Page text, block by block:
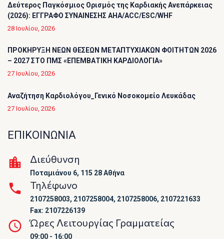
Δεύτερος Παγκόσμιος Ορισμός της Καρδιακής Ανεπάρκειας
(2026): ΕΓΓΡΑΦΟ ΣΥΝΑΙΝΕΣΗΣ AHA/ACC/ESC/WHF
28 Ιουλίου, 2026
ΠΡΟΚΗΡΥΞΗ ΝΕΩΝ ΘΕΣΕΩΝ ΜΕΤΑΠΤΥΧΙΑΚΩΝ ΦΟΙΤΗΤΩΝ 2026
– 2027 ΣΤΟ ΠΜΣ «ΕΠΕΜΒΑΤΙΚΗ ΚΑΡΔΙΟΛΟΓΙΑ»
27 Ιουλίου, 2026
Αναζήτηση Καρδιολόγου_Γενικό Νοσοκομείο Λευκάδας
27 Ιουλίου, 2026
ΕΠΙΚΟΙΝΩΝΙΑ
Διεύθυνση
Ποταμιάνου 6, 115 28 Αθήνα
Τηλέφωνο
2107258003, 2107258004, 2107258006, 2107221633
Fax: 2107226139
Ώρες Λειτουργίας Γραμματείας
09:00 - 16:00